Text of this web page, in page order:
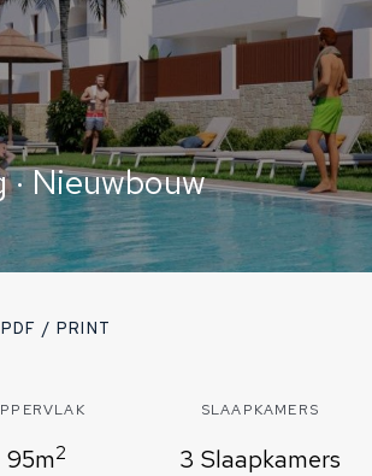
Nieuwbouw
PDF / PRINT
95m2
SLAAPKAMERS
3 Slaapkamers